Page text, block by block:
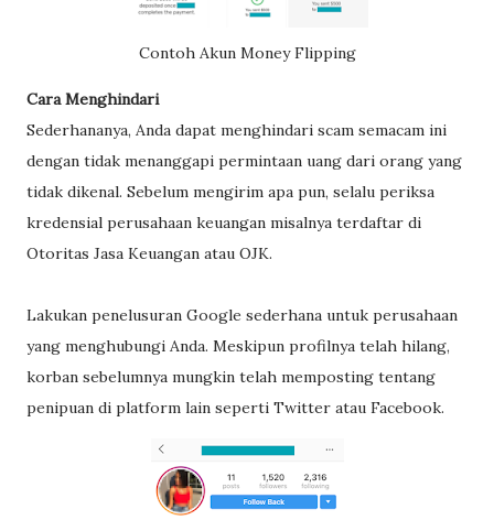
Contoh Akun Money Flipping
Cara Menghindari
Sederhananya, Anda dapat menghindari scam semacam ini
dengan tidak menanggapi permintaan uang dari orang yang
tidak dikenal. Sebelum mengirim apa pun, selalu periksa
kredensial perusahaan keuangan misalnya terdaftar di
Otoritas Jasa Keuangan atau OJK.
Lakukan penelusuran Google sederhana untuk perusahaan
yang menghubungi Anda. Meskipun profilnya telah hilang,
korban sebelumnya mungkin telah memposting tentang
penipuan di platform lain seperti Twitter atau Facebook.